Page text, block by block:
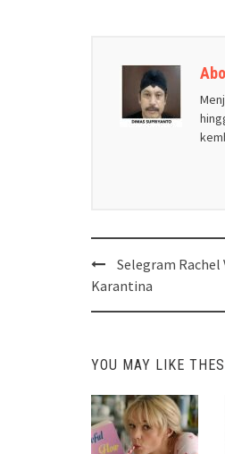
Post
navigation
Selegram Rachel
Karantina
YOU MAY LIKE